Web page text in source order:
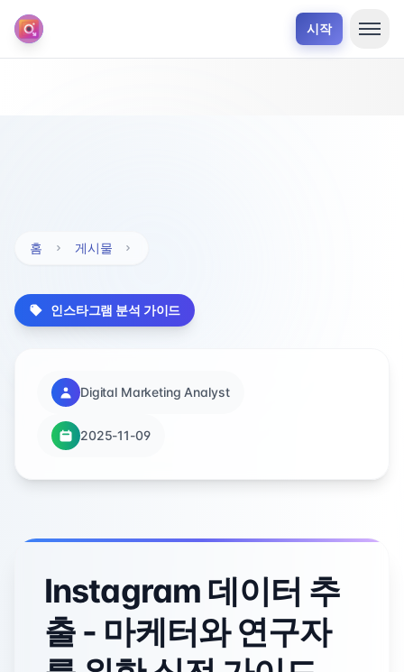
시작
홈 게시물
인스타그램 분석 가이드
Digital Marketing Analyst
2025-11-09
Instagram 데이터 추
출 - 마케터와 연구자